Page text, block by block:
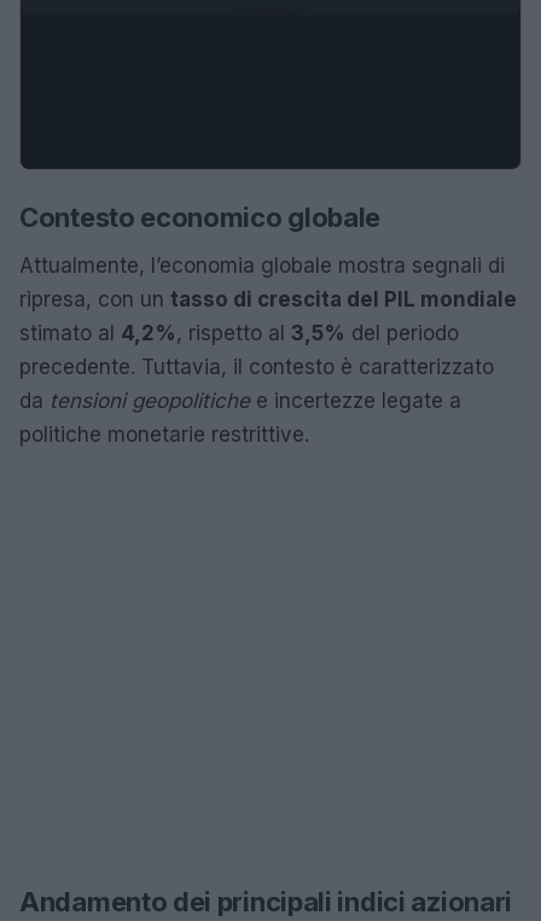
Contesto economico globale
Attualmente, l’economia globale mostra segnali di
ripresa, con un tasso di crescita del PIL mondiale
stimato al 4,2% , rispetto al 3,5% del periodo
precedente. Tuttavia, il contesto è caratterizzato
da tensioni geopolitichee incertezze legate a
politiche monetarie restrittive.
Andamento dei principali indici azionari